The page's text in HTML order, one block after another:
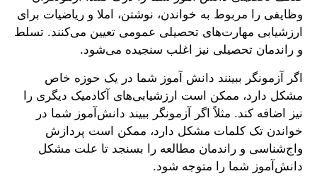
وظایفی را مربوط به خواندن، نوشتن، املا و ریاضیات برای
ارزشیابی مهارت‌های تحصیلی عمومی تعیین می‌کنند. تسلط
و راندمان تحصیلی نیز اغلب سنجیده می‌شود.
اگر آزمونگر ببینند دانش آموز شما در یک حوزه خاص
مشکل دارد، ممکن است ارزشیابی‌های آکادمیک دیگری را
نیز اضافه کند. مثلاً اگر آزمونگر ببیند دانش‌آموز شما در
خواندن تک کلمات مشکل دارد، ممکن است پردازش
واج‌شناسی و راندمان مطالعه را بسنجد تا علت مشکل
دانش‌آموز شما را متوجه شود.